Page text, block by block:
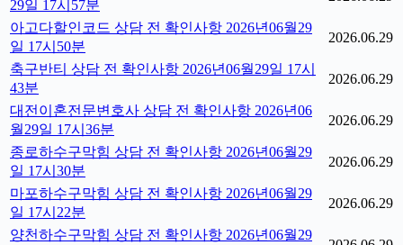
29일 17시57분
아고다할인코드 상담 전 확인사항 2026년06월29
일 17시50분
2026.06.29
축구반티 상담 전 확인사항 2026년06월29일 17시
43분
2026.06.29
대전이혼전문변호사 상담 전 확인사항 2026년06
월29일 17시36분
2026.06.29
종로하수구막힘 상담 전 확인사항 2026년06월29
일 17시30분
2026.06.29
마포하수구막힘 상담 전 확인사항 2026년06월29
일 17시22분
2026.06.29
양천하수구막힘 상담 전 확인사항 2026년06월29